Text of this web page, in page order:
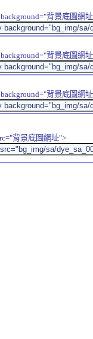
背景底圖網
背景底圖網
背景底圖網
背景底圖網址">